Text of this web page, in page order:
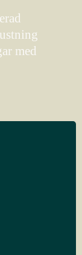
med